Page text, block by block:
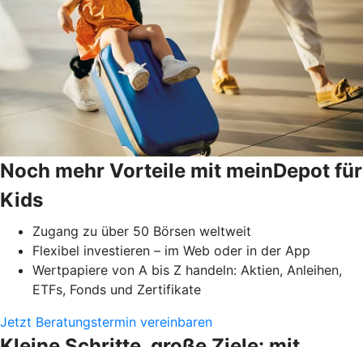
Noch mehr Vorteile mit meinDepot für
Kids
Zugang zu über 50 Börsen weltweit
Flexibel investieren – im Web oder in der App
Wertpapiere von A bis Z handeln: Aktien, Anleihen,
ETFs, Fonds und Zertifikate
Jetzt Beratungstermin vereinbaren